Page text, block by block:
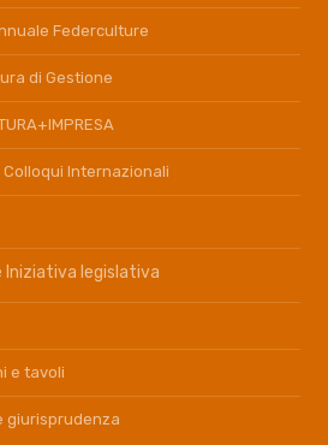
Federculture
di Gestione
Colloqui Internazionali
Iniziativa legislativa
e tavoli
giurisprudenza